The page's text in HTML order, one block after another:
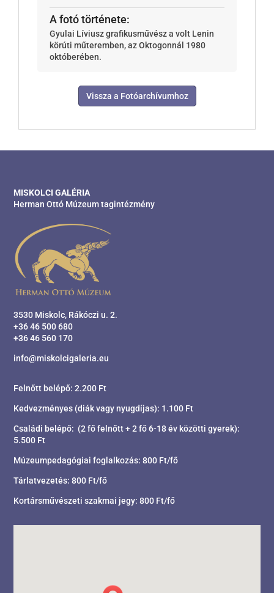
A fotó története:
Gyulai Líviusz grafikusművész a volt Lenin
körúti műteremben, az Oktogonnál 1980
októberében.
Vissza a Fotóarchívumhoz
MISKOLCI GALÉRIA
Herman Ottó Múzeum tagintézmény
3530 Miskolc, Rákóczi u. 2.
+36 46 500 680
+36 46 560 170
info@miskolcigaleria.eu
Felnőtt belépő: 2.200 Ft
Kedvezményes (diák vagy nyugdíjas): 1.100 Ft
Családi belépő: (2 fő felnőtt + 2 fő 6-18 év közötti gyerek):
5.500 Ft
Múzeumpedagógiai foglalkozás: 800 Ft/fő
Tárlatvezetés: 800 Ft/fő
Kortársművészeti szakmai jegy: 800 Ft/fő